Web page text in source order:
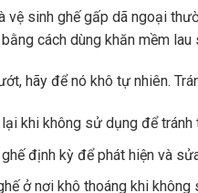
vệ sinh ghế gấp dã ngoại
cách dùng khăn mềm lau
hãy để nó khô tự nhiên.
khi không sử dụng để
định kỳ để phát hiện và
ở nơi khô thoáng khi không